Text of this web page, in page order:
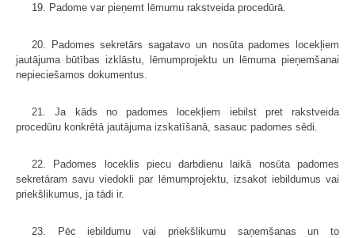
19. Padome var pieņemt lēmumu rakstveida procedūrā.
20. Padomes sekretārs sagatavo un nosūta padomes locekļiem
jautājuma būtības izklāstu, lēmumprojektu un lēmuma pieņemšanai
nepieciešamos dokumentus.
21. Ja kāds no padomes locekļiem iebilst pret rakstveida
procedūru konkrētā jautājuma izskatīšanā, sasauc padomes sēdi.
22. Padomes loceklis piecu darbdienu laikā nosūta padomes
sekretāram savu viedokli par lēmumprojektu, izsakot iebildumus vai
priekšlikumus, ja tādi ir.
23. Pēc iebildumu vai priekšlikumu saņemšanas un to